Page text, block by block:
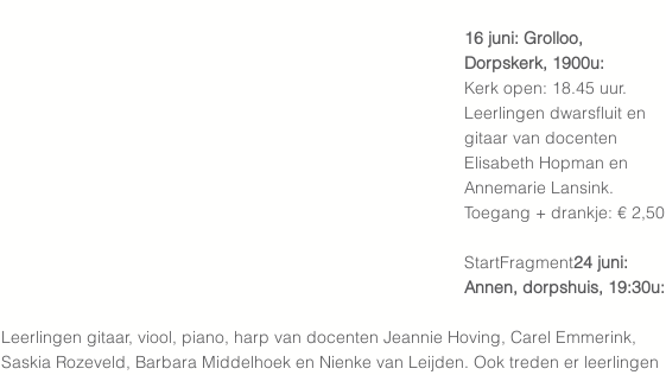
16 juni: Grolloo,
Dorpskerk, 1900u:
Kerk open: 18.45 uur.
Leerlingen dwarsfluit en
gitaar van docenten
Elisabeth Hopman en
Annemarie Lansink.
Toegang + drankje: € 2,50
StartFragment24 juni:
Annen, dorpshuis, 19:30u:
Leerlingen gitaar, viool, piano, harp van docenten Jeannie Hoving, Carel Emmerink,
Saskia Rozeveld, Barbara Middelhoek en Nienke van Leijden. Ook treden er leerlingen